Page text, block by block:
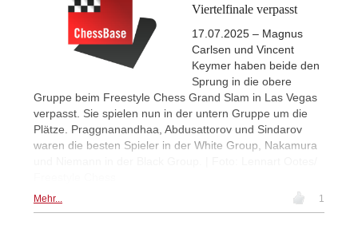
Viertelfinale verpasst
17.07.2025 – Magnus
Carlsen und Vincent
Keymer haben beide den
Sprung in die obere
Gruppe beim Freestyle Chess Grand Slam in Las Vegas
verpasst. Sie spielen nun in der untern Gruppe um die
Plätze. Praggnanandhaa, Abdusattorov und Sindarov
waren die besten Spieler in der White Group, Nakamura
Mehr... 1